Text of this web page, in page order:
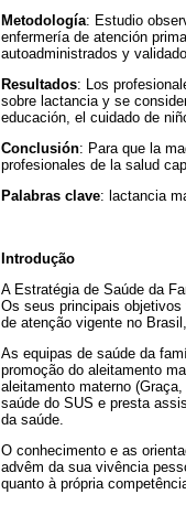
Metodología: Estudio
enfermería de atención
autoadministrados y
Resultados: Los
sobre lactancia y se
educación, el cuidado de
Conclusión: Para que la
profesionales de la salud
Palabras clave: lactancia
Introdução
A Estratégia de Saúde da
Os seus principais
de atenção vigente no
As equipas de saúde da
promoção do aleitamento
aleitamento materno
saúde do SUS e presta
da saúde.
O conhecimento e as
advêm da sua vivência
quanto à própria